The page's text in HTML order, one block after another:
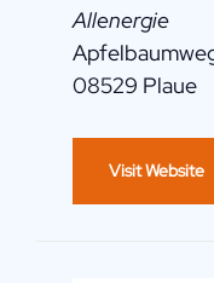
Allenergie
08529 Plaue
Visit Website